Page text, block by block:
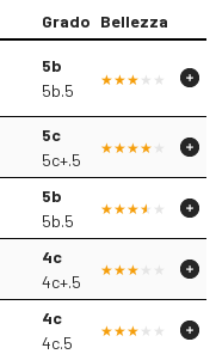
Grado Bellezza
5b
5b.5
5c
5c+.5
5b
5b.5
4c
4c+.5
4c
4c.5